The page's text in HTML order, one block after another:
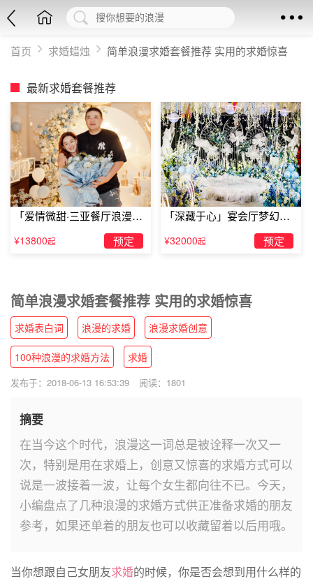
首页 求婚蜡烛 简单浪漫求婚套餐推荐 实用的求婚惊喜
最新求婚套餐推荐
「爱情微甜·三亚餐厅浪漫求
婚」
¥13800起 预定
「深藏于心」宴会厅梦幻主
题求婚仪式
¥32000起 预定
简单浪漫求婚套餐推荐 实用的求婚惊喜
求婚表白词 浪漫的求婚 浪漫求婚创意
100种浪漫的求婚方法 求婚
发布于：2018-06-13 16:53:39 阅读：1801
摘要
在当今这个时代，浪漫这一词总是被诠释一次又一
次，特别是用在求婚上，创意又惊喜的求婚方式可以
说是一波接着一波，让每个女生都向往不已。今天，
小编盘点了几种浪漫的求婚方式供正准备求婚的朋友
参考，如果还单着的朋友也可以收藏留着以后用哦。
当你想跟自己女朋友求婚的时候，你是否会想到用什么样的